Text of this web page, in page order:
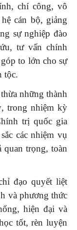
chí công, vô
cán bộ, giảng
sự nghiệp đào
tư vấn chính
to lớn cho sự
tộc.
những thành
trong nhiệm kỳ
trị quốc gia
các nhiệm vụ
quan trọng, toàn
đạo quyết liệt
và phương thức
hiện đại và
tốt, rèn luyện